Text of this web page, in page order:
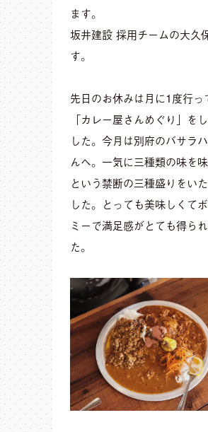
ます。
坂井建設 採用チームの大久
す。
先日のお休みは月に1度行っ
「カレー屋さんめぐり」を
した。今月は別府のバサラ
んへ。一気に三種類の味を
という禁断の三種盛りをい
した。とっても美味しくて
ミーで満足感がとても得ら
た。